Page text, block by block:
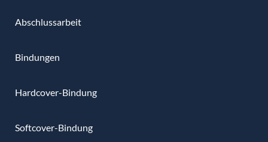
Abschlussarbeit
Bindungen
Hardcover-Bindung
Softcover-Bindung